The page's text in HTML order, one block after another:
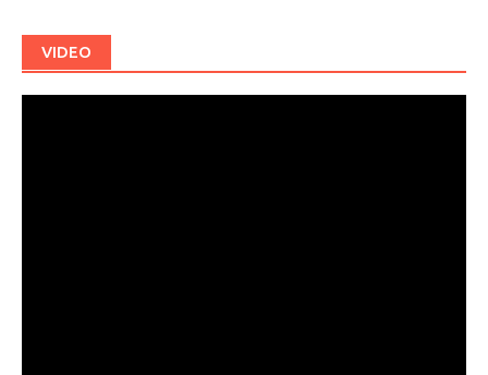
VIDEO